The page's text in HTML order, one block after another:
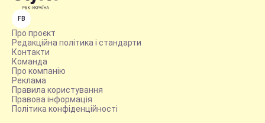
FB
Про проєкт
Редакційна політика і стандарти
Контакти
Команда
Про компанію
Реклама
Правила користування
Правова інформація
Політика конфіденційності